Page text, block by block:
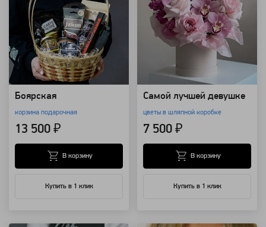
Боярская
корзина подарочная
13 500 ₽
Купить в 1 клик
В корзину
Самой лучшей девушке
цветы в шляпной коробке
7 500 ₽
Купить в 1 клик
В корзину